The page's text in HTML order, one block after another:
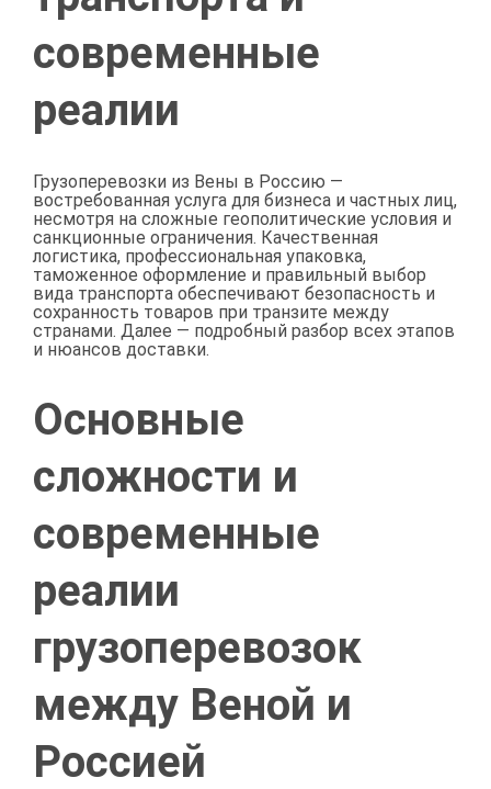
современные
реалии
Грузоперевозки из Вены в Россию —
востребованная услуга для бизнеса и частных лиц,
несмотря на сложные геополитические условия и
санкционные ограничения. Качественная
логистика, профессиональная упаковка,
таможенное оформление и правильный выбор
вида транспорта обеспечивают безопасность и
сохранность товаров при транзите между
странами. Далее — подробный разбор всех этапов
и нюансов доставки.
Основные
сложности и
современные
реалии
грузоперевозок
между Веной и
Россией